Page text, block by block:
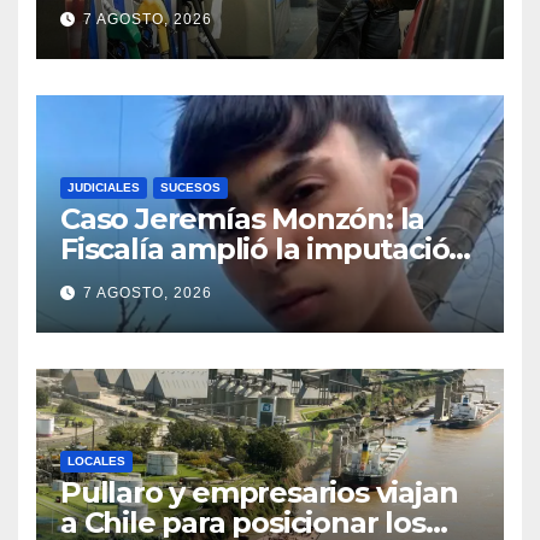
superó los $2.100 y llenar el
tanque cuesta más de
$94.000
7 AGOSTO, 2026
JUDICIALES SUCESOS
Caso Jeremías Monzón: la
Fiscalía amplió la imputación
contra la menor acusada del
crimen y la causa se
encamina al juicio por jurados
7 AGOSTO, 2026
LOCALES
Pullaro y empresarios viajan
a Chile para posicionar los